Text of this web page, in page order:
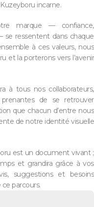
incarne.
marque — confiance,
se ressentent dans chaque
à ces valeurs, nous
et la porterons vers l’avenir
à tous nos collaborateurs,
de se retrouver
que chacun d’entre nous
de notre identité visuelle
est un document vivant ;
et grandira grâce à vos
suggestions et besoins
parcours.